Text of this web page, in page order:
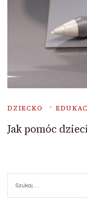
DZIECKO
Jak pomóc